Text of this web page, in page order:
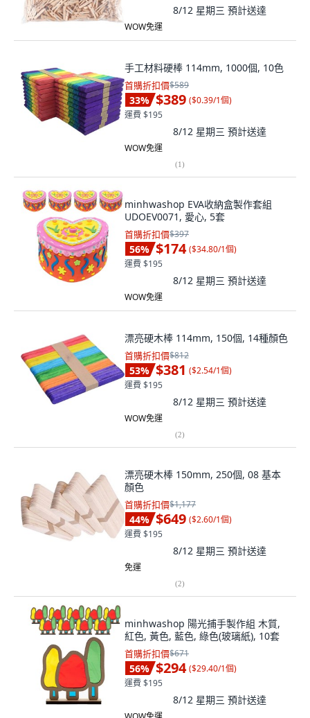
8/12 星期三 預計送達
WOW免運
手工材料硬棒 114mm, 1000個, 10色
首購折扣價$589
33% $389 ($0.39/1個)
運費 $195
8/12 星期三 預計送達
WOW免運
(1)
minhwashop EVA收納盒製作套組
UDOEV0071, 愛心, 5套
首購折扣價$397
56% $174 ($34.80/1個)
運費 $195
8/12 星期三 預計送達
WOW免運
漂亮硬木棒 114mm, 150個, 14種顏色
首購折扣價$812
53% $381 ($2.54/1個)
運費 $195
8/12 星期三 預計送達
WOW免運
(2)
漂亮硬木棒 150mm, 250個, 08 基本
顏色
首購折扣價$1,177
44% $649 ($2.60/1個)
運費 $195
8/12 星期三 預計送達
免運
(2)
minhwashop 陽光捕手製作組 木質,
紅色, 黃色, 藍色, 綠色(玻璃紙), 10套
首購折扣價$671
56% $294 ($29.40/1個)
運費 $195
8/12 星期三 預計送達